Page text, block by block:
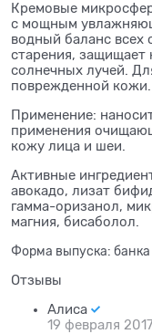
Кремовые
с мощным
водный баланс всех
старения, защищает
солнечных лучей.
поврежденной кожи.
П рименение:
применения
кожу лица и шеи.
Активные
авокадо, лизат
гамма-оризанол,
магния, бисаболол.
Форма выпуска:
Отзывы
Алиса
19 февраля 2017